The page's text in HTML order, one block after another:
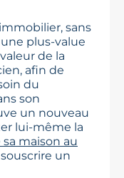
sans
plus-value
de la
afin de
du
son
un nouveau
lui-même la
maison au
un